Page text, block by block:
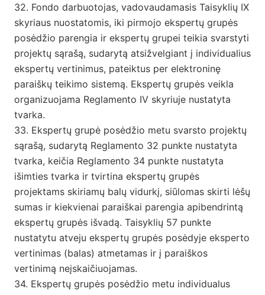
32. Fondo darbuotojas, vadovaudamasis Taisyklių IX
skyriaus nuostatomis, iki pirmojo ekspertų grupės
posėdžio parengia ir ekspertų grupei teikia svarstyti
projektų sąrašą, sudarytą atsižvelgiant į individualius
ekspertų vertinimus, pateiktus per elektroninę
paraiškų teikimo sistemą. Ekspertų grupės veikla
organizuojama Reglamento IV skyriuje nustatyta
tvarka.
33. Ekspertų grupė posėdžio metu svarsto projektų
sąrašą, sudarytą Reglamento 32 punkte nustatyta
tvarka, keičia Reglamento 34 punkte nustatyta
išimties tvarka ir tvirtina ekspertų grupės
projektams skiriamų balų vidurkį, siūlomas skirti lėšų
sumas ir kiekvienai paraiškai parengia apibendrintą
ekspertų grupės išvadą. Taisyklių 57 punkte
nustatytu atveju ekspertų grupės posėdyje eksperto
vertinimas (balas) atmetamas ir į paraiškos
vertinimą neįskaičiuojamas.
34. Ekspertų grupės posėdžio metu individualus